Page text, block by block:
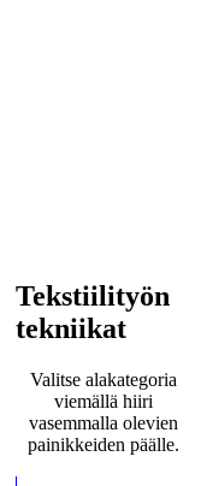
Tekstiilityön
tekniikat
Valitse alakategoria
viemällä hiiri
vasemmalla olevien
painikkeiden päälle.